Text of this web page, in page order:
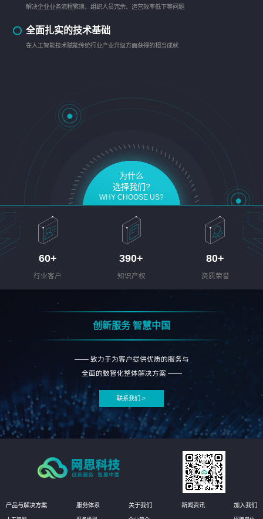
解决企业业务流程繁琐、组织人员冗余、运营效率低下等问题
全面扎实的技术基础
在人工智能技术赋能传统行业产业升级方面获得的相当成就
为什么
选择我们?
WHY CHOOSE US?
60+
行业客户
390+
知识产权
80+
资质荣誉
创新服务 智慧中国
—— 致力于为客户提供优质的服务与
全面的数智化整体解决方案 ——
联系我们 >
产品与解决方案 服务体系 关于我们 新闻资讯 加入我们